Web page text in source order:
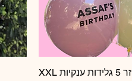
תצוגה מהירה
זר 5 גלידות ענקיות XXL